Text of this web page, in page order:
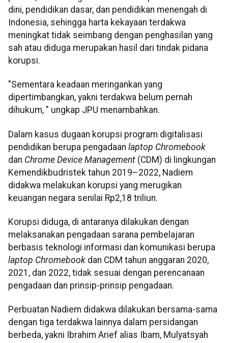
dini, pendidikan dasar, dan pendidikan menengah di
Indonesia, sehingga harta kekayaan terdakwa
meningkat tidak seimbang dengan penghasilan yang
sah atau diduga merupakan hasil dari tindak pidana
korupsi.
"Sementara keadaan meringankan yang
dipertimbangkan, yakni terdakwa belum pernah
dihukum, " ungkap JPU menambahkan.
Dalam kasus dugaan korupsi program digitalisasi
pendidikan berupa pengadaan laptop Chromebook
dan Chrome Device Management (CDM) di lingkungan
Kemendikbudristek tahun 2019–2022, Nadiem
didakwa melakukan korupsi yang merugikan
keuangan negara senilai Rp2,18 triliun.
Korupsi diduga, di antaranya dilakukan dengan
melaksanakan pengadaan sarana pembelajaran
berbasis teknologi informasi dan komunikasi berupa
laptop Chromebook dan CDM tahun anggaran 2020,
2021, dan 2022, tidak sesuai dengan perencanaan
pengadaan dan prinsip-prinsip pengadaan.
Perbuatan Nadiem didakwa dilakukan bersama-sama
dengan tiga terdakwa lainnya dalam persidangan
berbeda, yakni Ibrahim Arief alias Ibam, Mulyatsyah